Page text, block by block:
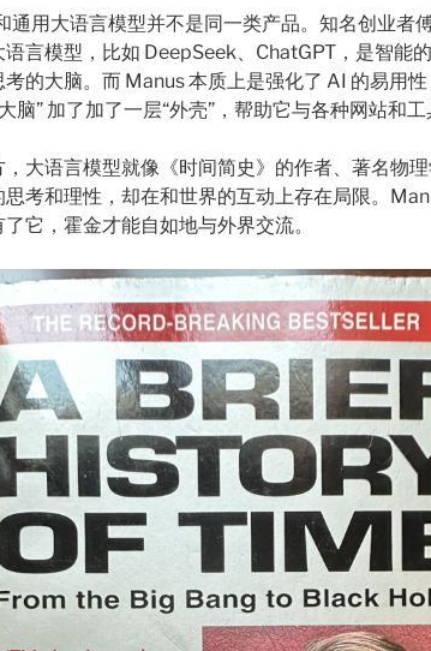
通用大语言模型并不是同一类产品。知名创业者
语言模型，比如 DeepSeek、ChatGPT，是智能
考的大脑。而 Manus 本质上是强化了 AI 的易用
脑” 加了加了一层“外壳”，帮助它与各种网站和工
，大语言模型就像《时间简史》的作者、著名物
思考和理性，却在和世界的互动上存在局限。
它，霍金才能自如地与外界交流。